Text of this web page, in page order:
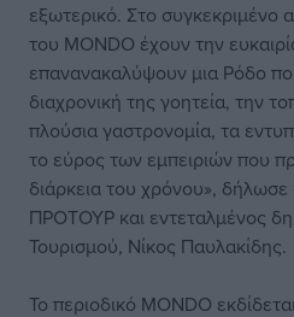
εξωτερικό. Στο συγκεκριμένο
του MONDO έχουν την
επανανακαλύψουν μια Ρόδο
διαχρονική της γοητεία, την
πλούσια γαστρονομία, τα
το εύρος των εμπειριών που
διάρκεια του χρόνου»,
ΠΡΟΤΟΥΡ και εντεταλμένος
Τουρισμού, Νίκος Παυλακίδης.
Το περιοδικό MONDO